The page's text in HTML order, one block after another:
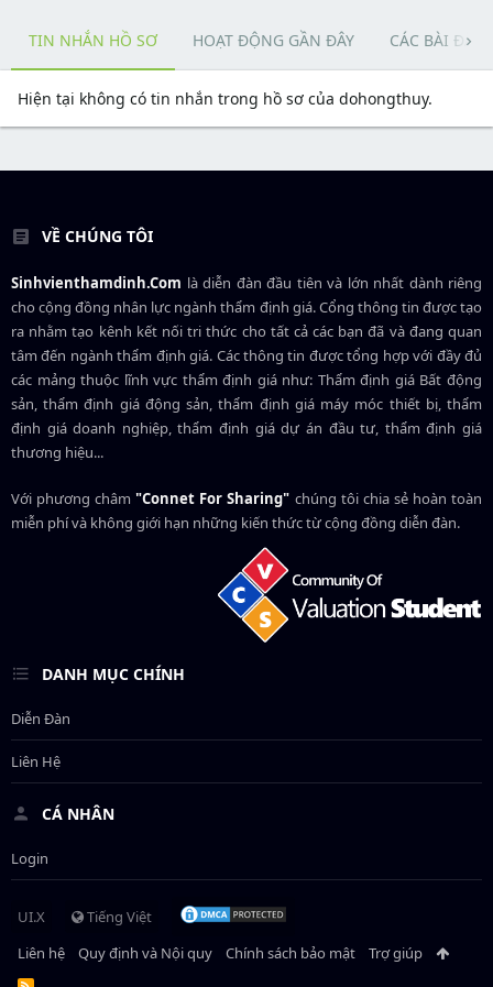
TIN NHẮN HỒ SƠ HOẠT ĐỘNG GẦN ĐÂY CÁC BÀI
Hiện tại không có tin nhắn trong hồ sơ của dohongthuy.
VỀ CHÚNG TÔI
Sinhvienthamdinh.Com là diễn đàn đầu tiên và lớn nhất dành riêng
cho cộng đồng nhân lực ngànhthẩm định giá. Cổng thông tin được tạo
ra nhằm tạo kênh kết nối tri thức cho tất cả các bạn đã và đang quan
tâm đến ngành thẩm định giá. Các thông tin được tổng hợp với đầy đủ
các mảng thuộc lĩnh vực thẩm định giá như: Thẩm định giá Bất động
sản, thẩm định giá động sản, thẩm định giá máy móc thiết bị, thẩm
định giá doanh nghiệp, thẩm định giá dự án đầu tư, thẩm định giá
thương hiệu...
Với phương châm"Connet For Sharing" chúng tôi chia sẻ hoàn toàn
miễn phí và không giới hạn những kiến thức từ cộng đồng diễn đàn.
DANH MỤC CHÍNH
Diễn Đàn
Liên Hệ
CÁ NHÂN
Login
UI.X
Tiếng Việt
Liên hệ
Quy định và Nội quy Chính sách bảo mật Trợ giúp